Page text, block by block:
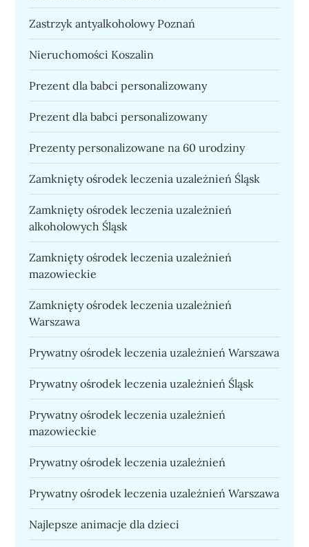
Zastrzyk antyalkoholowy Poznań
Nieruchomości Koszalin
Prezent dla babci personalizowany
Prezent dla babci personalizowany
Prezenty personalizowane na 60 urodziny
Zamknięty ośrodek leczenia uzależnień Śląsk
Zamknięty ośrodek leczenia uzależnień
alkoholowych Śląsk
Zamknięty ośrodek leczenia uzależnień
mazowieckie
Zamknięty ośrodek leczenia uzależnień
Warszawa
Prywatny ośrodek leczenia uzależnień Warszawa
Prywatny ośrodek leczenia uzależnień Śląsk
Prywatny ośrodek leczenia uzależnień
mazowieckie
Prywatny ośrodek leczenia uzależnień
Prywatny ośrodek leczenia uzależnień Warszawa
Najlepsze animacje dla dzieci